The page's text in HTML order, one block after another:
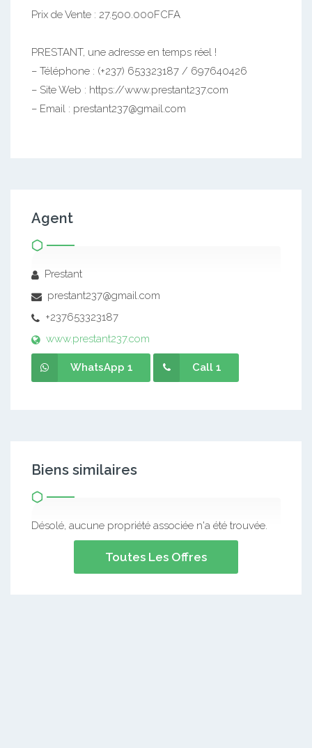
Prix de Vente : 27.500.000FCFA
PRESTANT, une adresse en temps réel !
– Téléphone : (+237) 653323187 / 697640426
– Site Web : https://www.prestant237.com
– Email : prestant237@gmail.com
Agent
Prestant
prestant237@gmail.com
+237653323187
www.prestant237.com
WhatsApp 1 Call 1
Biens similaires
Désolé, aucune propriété associée n'a été trouvée.
Toutes Les Offres